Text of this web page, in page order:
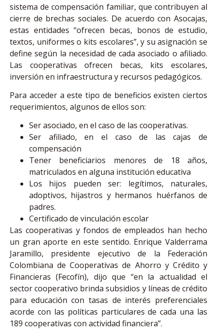
sistema de compensación familiar, que contribuyen al
cierre de brechas sociales. De acuerdo con Asocajas,
estas entidades “ofrecen becas, bonos de estudio,
textos, uniformes o kits escolares”, y su asignación se
define según la necesidad de cada asociado o afiliado.
Las cooperativas ofrecen becas, kits escolares,
inversión en infraestructura y recursos pedagógicos.
Para acceder a este tipo de beneficios existen ciertos
requerimientos, algunos de ellos son:
Ser asociado, en el caso de las cooperativas.
Ser afiliado, en el caso de las cajas de
compensación
Tener beneficiarios menores de 18 años,
matriculados en alguna institución educativa
Los hijos pueden ser: legítimos, naturales,
adoptivos, hijastros y hermanos huérfanos de
padres.
Certificado de vinculación escolar
Las cooperativas y fondos de empleados han hecho
un gran aporte en este sentido. Enrique Valderrama
Jaramillo, presidente ejecutivo de la Federación
Colombiana de Cooperativas de Ahorro y Crédito y
Financieras (Fecofín), dijo que “en la actualidad el
sector cooperativo brinda subsidios y líneas de crédito
para educación con tasas de interés preferenciales
acorde con las políticas particulares de cada una las
189 cooperativas con actividad financiera”.